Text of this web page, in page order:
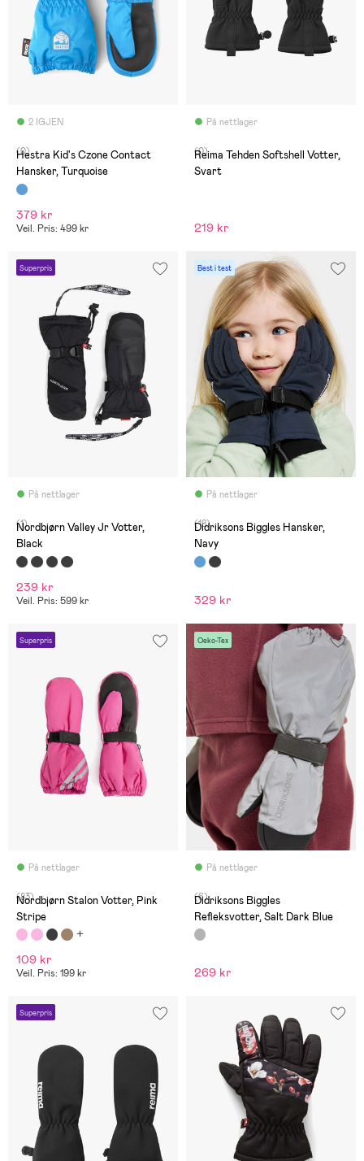
2 IGJEN
(0)
Hestra Kid's Czone Contact
Hansker, Turquoise
379 kr
Veil. Pris: 499 kr
På nettlager
(0)
Reima Tehden Softshell Votter,
Svart
219 kr
Superpris
På nettlager
(1)
Nordbjørn Valley Jr Votter,
Black
239 kr
Veil. Pris: 599 kr
Best i test
På nettlager
(18)
Didriksons Biggles Hansker,
Navy
329 kr
Superpris
På nettlager
(83)
Nordbjørn Stalon Votter, Pink
Stripe
109 kr
Veil. Pris: 199 kr
Oeko-Tex
På nettlager
(6)
Didriksons Biggles
Refleksvotter, Salt Dark Blue
269 kr
Superpris